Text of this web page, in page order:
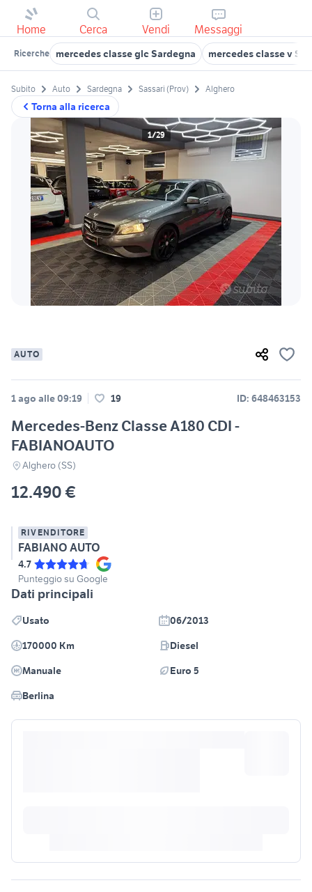
Home Cerca Vendi Messaggi
Ricerche mercedes classe glc Sardegna mercedes classe v
Torna alla ricerca
Subito Auto Sardegna Sassari (Prov) Alghero
1/29
AUTO
1 ago alle 09:19 19 ID: 648463153
Mercedes-Benz Classe A180 CDI -
FABIANOAUTO
Alghero (SS)
12.490 €
RIVENDITORE
FABIANO AUTO
4.7
Punteggio su Google
Dati principali
Usato
06/2013
170000 Km
Diesel
Manuale
Euro 5
Berlina